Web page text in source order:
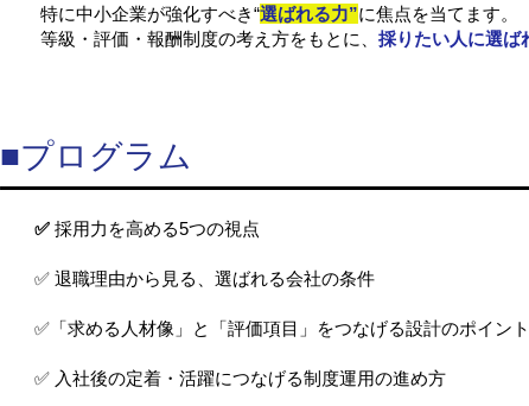
特に中小企業が強化すべき“選ばれる力”に焦点を当てます。
等級・評価・報酬制度の考え方をもとに、 採りたい人に選ば
■プログラム
✅ 採用力を高める5つの視点
✅ 退職理由から見る、選ばれる会社の条件
✅「求める人材像」と「評価項目」をつなげる設計のポイント
✅ 入社後の定着・活躍につなげる制度運用の進め方